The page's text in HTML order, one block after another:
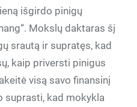
išgirdo pinigų
Mokslų daktaras šį
srautą ir supratęs, kad
kaip priversti pinigus
visą savo finansinį
suprasti, kad mokykla